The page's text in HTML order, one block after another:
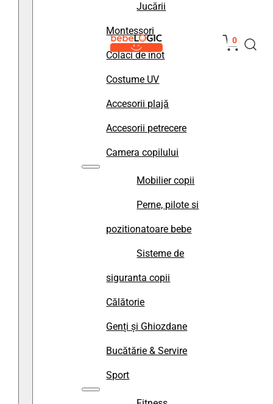
Jucării
Montessori
Colaci de înot
Costume UV
Accesorii plajă
Accesorii petrecere
Camera copilului
Mobilier copii
Perne, pilote si
pozitionatoare bebe
Sisteme de
siguranta copii
Călătorie
Genți și Ghiozdane
Bucătărie & Servire
Sport
0